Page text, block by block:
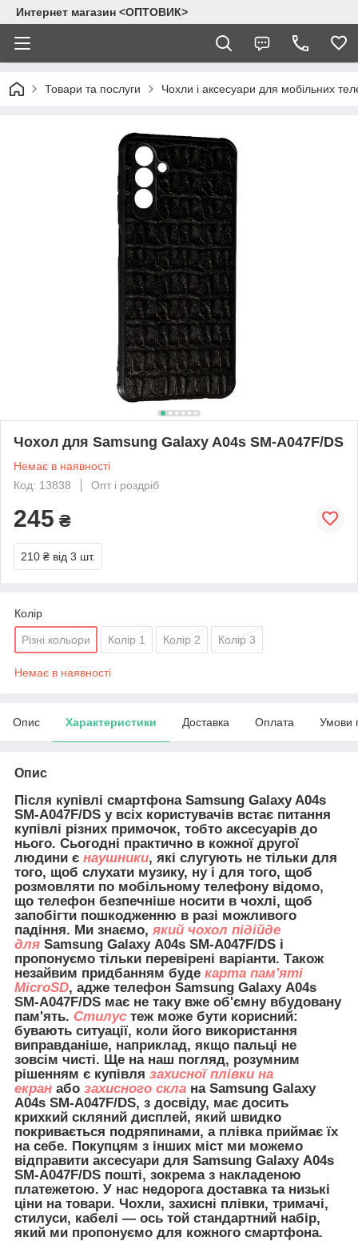
Интернет магазин <ОПТОВИК>
Товари та послуги Чохли і аксесуари для мобільних
Чохол для Samsung Galaxy A04s SM-A047F/DS
Немає в наявності
Код: 13838
Опт і роздріб
245 ₴
210 ₴ від 3 шт.
Колір
Різні кольори Колір 1 Колір 2 Колір 3
Немає в наявності
Опис Характеристики Доставка Оплата Умови
Опис
Після купівлі смартфона Samsung Galaxy A04s
SM-A047F/DS у всіх користувачів встає питання
купівлі різних примочок, тобто аксесуарів до
нього. Сьогодні практично в кожної другої
людини є наушники, які слугують не тільки для
того, щоб слухати музику, ну і для того, щоб
розмовляти по мобільному телефону відомо,
що телефон безпечніше носити в чохлі, щоб
запобігти пошкодженню в разі можливого
падіння. Ми знаємо, який чохол підійде
для Samsung Galaxy A04s SM-A047F/DS і
пропонуємо тільки перевірені варіанти. Також
незайвим придбанням буде карта пам'яті
MicroSD, адже телефон Samsung Galaxy A04s
SM-A047F/DS має не таку вже об'ємну вбудовану
пам'ять. Стилус теж може бути корисний:
бувають ситуації, коли його використання
виправданіше, наприклад, якщо пальці не
зовсім чисті. Ще на наш погляд, розумним
рішенням є купівля захисної плівки на
екран або захисного скла на Samsung Galaxy
A04s SM-A047F/DS, з досвіду, має досить
крихкий скляний дисплей, який швидко
покривається подряпинами, а плівка приймає їх
на себе. Покупцям з інших міст ми можемо
відправити аксесуари для Samsung Galaxy A04s
SM-A047F/DS пошті, зокрема з накладеною
платежетою. У нас недорога доставка та низькі
ціни на товари. Чохли, захисні плівки, тримачі,
стилуси, кабелі — ось той стандартний набір,
який ми пропонуємо для кожного смартфона.